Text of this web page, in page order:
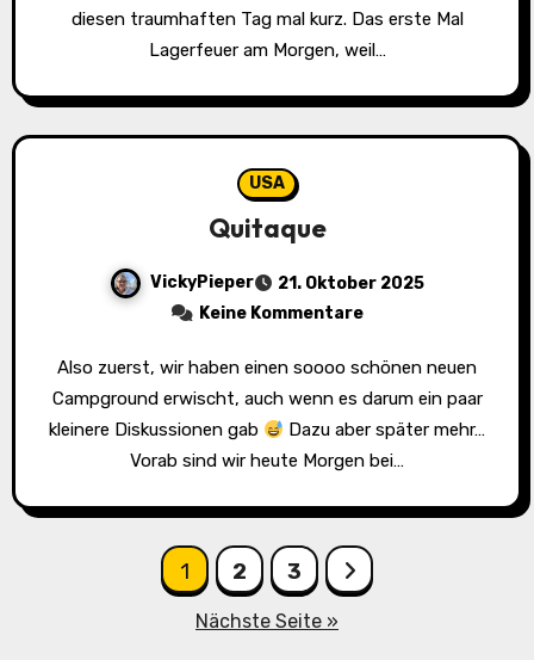
diesen traumhaften Tag mal kurz. Das erste Mal
Lagerfeuer am Morgen, weil…
USA
Quitaque
VickyPieper
21. Oktober 2025
Keine Kommentare
Also zuerst, wir haben einen soooo schönen neuen
Campground erwischt, auch wenn es darum ein paar
kleinere Diskussionen gab
Dazu aber später mehr…
Vorab sind wir heute Morgen bei…
Seitennummerierung
1 2 3
Nächste Seite »